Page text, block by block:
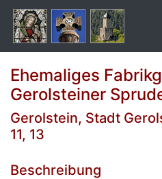
Ehemaliges
Gerolsteiner
Gerolstein, Stadt
11, 13
Beschreibung